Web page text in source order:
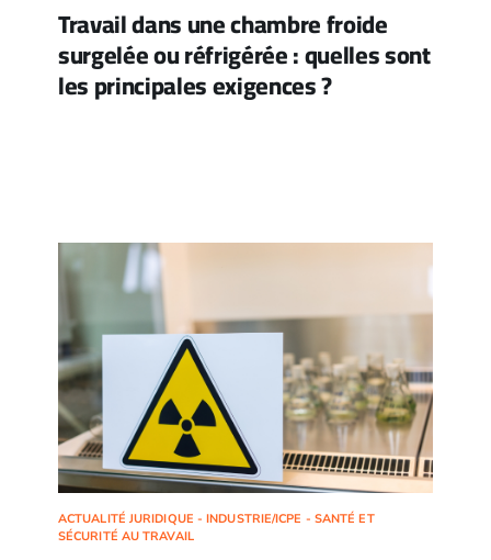
Travail dans une chambre froide
surgelée ou réfrigérée : quelles sont
les principales exigences ?
ACTUALITÉ JURIDIQUE - INDUSTRIE/ICPE - SANTÉ ET
SÉCURITÉ AU TRAVAIL